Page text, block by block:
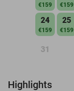
€159 €159
24
€159
25
€159
31
Highlights